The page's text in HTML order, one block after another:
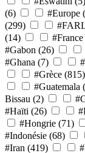
(6)
#Europe
(299)
(14)
#France
#Gabon (26)
#Ghana (7)
#Grèce (815)
#Guatemala
Bissau (2)
#Haïti (26)
#Hongrie (71)
#Indonésie (68)
#Iran (419)